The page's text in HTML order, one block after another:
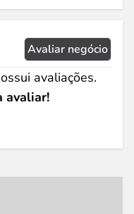
Avaliar negócio
avaliações.
avaliar!